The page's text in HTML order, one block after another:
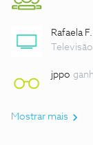
Rafaela F.
Televisão
jppo
Mostrar mais